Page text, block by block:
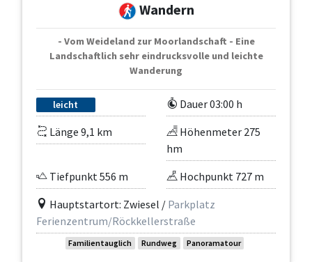
Wandern
- Vom Weideland zur Moorlandschaft - Eine
Landschaftlich sehr eindrucksvolle und leichte
Wanderung
leicht
Dauer 03:00 h
Länge 9,1 km
Höhenmeter 275
hm
Tiefpunkt 556 m
Hochpunkt 727 m
Hauptstartort: Zwiesel / Parkplatz
Ferienzentrum/Röckkellerstraße
Familientauglich Rundweg Panoramatour